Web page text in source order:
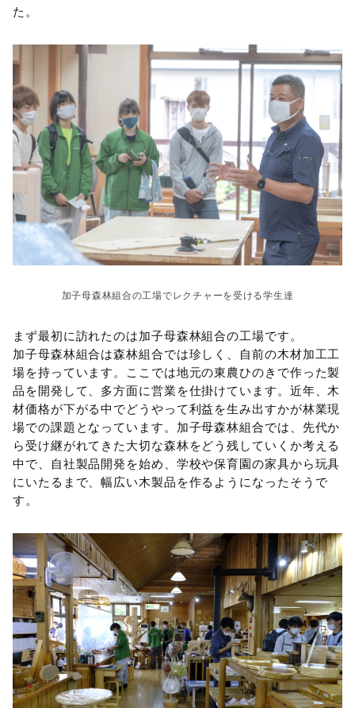
た。
加子母森林組合の工場でレクチャーを受ける学生達
まず最初に訪れたのは加子母森林組合の工場です。
加子母森林組合は森林組合では珍しく、自前の木材加工工
場を持っています。ここでは地元の東農ひのきで作った製
品を開発して、多方面に営業を仕掛けています。近年、木
材価格が下がる中でどうやって利益を生み出すかが林業現
場での課題となっています。加子母森林組合では、先代か
ら受け継がれてきた大切な森林をどう残していくか考える
中で、自社製品開発を始め、学校や保育園の家具から玩具
にいたるまで、幅広い木製品を作るようになったそうで
す。